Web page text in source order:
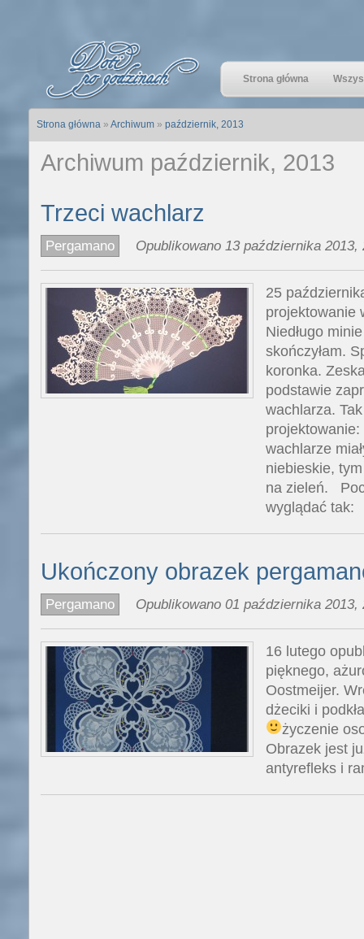
Strona główna
Strona główna» Archiwum» październik, 2013
Archiwum październik, 2013
Trzeci wachlarz
Pergamano Opublikowano 13 października 2013,
25
projektowanie
Niedługo
skończyłam.
koronka.
podstawie
wachlarza.
wachlarze
niebieskie,
na zieleń.
wyglądać
Ukończony obrazek
Pergamano Opublikowano 01 października 2013,
16 lutego
pięknego,
Oostmeijer.
dżeciki i
życzenie
Obrazek jest
antyrefleks i